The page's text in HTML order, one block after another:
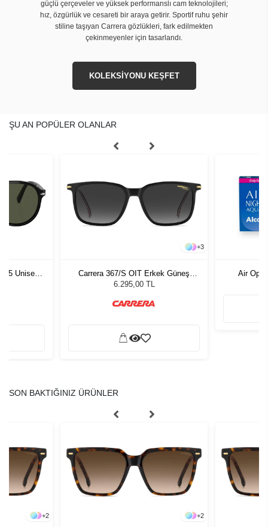
güçlü çerçeveler ve yüksek performanslı cam teknolojileri;
hız, özgürlük ve cesareti bir araya getirir. Sportif ruhu şehir
stiline taşıyan Carrera gözlükleri, fark edilmekten
çekinmeyenler için tasarlandı.
KOLEKSİYONU KEŞFET
ŞU AN POPÜLER OLANLAR
55 Unisex
+3
Carrera 367/S OIT Erkek Güneş
Gözlüğü
6.295,00 TL
Air
SON BAKTIĞINIZ ÜRÜNLER
+2 +2